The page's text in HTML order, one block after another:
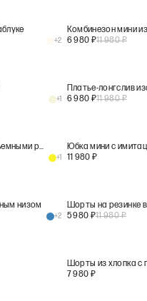
+2
6 980 ₽11 980₽
+1
Платье-лонгслив
6 980 ₽11 980₽
Платье в цветочек с объемными рукавами
+1
Юбка мини с
11 980 ₽
низом
+2
Шорты на резинке в
5 980 ₽11 980₽
Шорты из хлопка с
7 980 ₽